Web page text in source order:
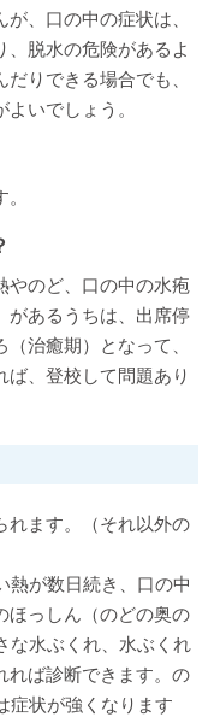
、口の中の症状は、
脱水の危険があるよ
りできる場合でも、
いでしょう。
やのど、口の中の水疱
があるうちは、出席停
治癒期）となって、
、登校して問題あり
れます。（それ以外の
が数日続き、口の中
ほっしん（のどの奥の
な水ぶくれ、水ぶくれ
れば診断できます。の
症状が強くなります